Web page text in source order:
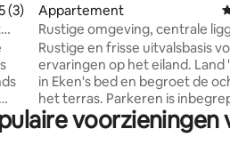
beoordeling van 5 uit 5, 3
(3)
Appartement
Rustige omgeving, centrale
Rustige en frisse uitvalsbasis
ervaringen op het eiland. Land
in Eken's bed en begroet de
het terras. Parkeren is
auto kan geparkeerd blijven
aangezien de